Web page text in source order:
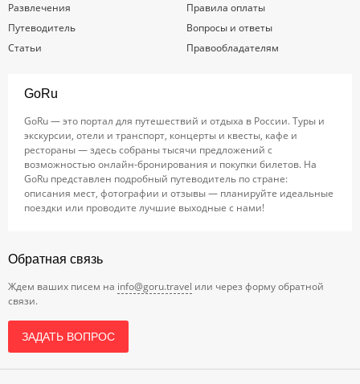
Развлечения
Путеводитель
Статьи
Правила оплаты
Вопросы и ответы
Правообладателям
GoRu
GoRu — это портал для путешествий и отдыха в России. Туры и
экскурсии, отели и транспорт, концерты и квесты, кафе и
рестораны — здесь собраны тысячи предложений с
возможностью онлайн-бронирования и покупки билетов. На
GoRu представлен подробный путеводитель по стране:
описания мест, фотографии и отзывы — планируйте идеальные
поездки или проводите лучшие выходные с нами!
Обратная связь
Ждем ваших писем на info@goru.travel или через форму обратной
связи.
ЗАДАТЬ ВОПРОС